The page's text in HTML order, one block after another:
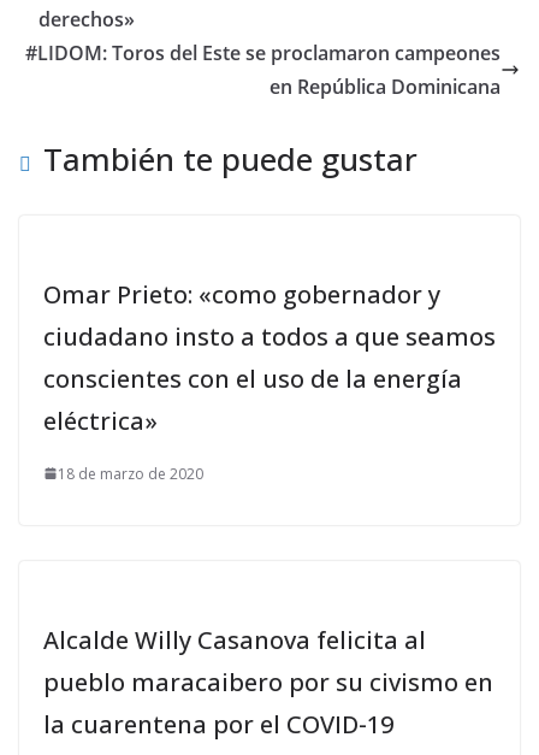
derechos»
#LIDOM: Toros del Este se proclamaron campeones
en República Dominicana
También te puede gustar
Omar Prieto: «como gobernador y
ciudadano insto a todos a que seamos
conscientes con el uso de la energía
eléctrica»
18 de marzo de 2020
Alcalde Willy Casanova felicita al
pueblo maracaibero por su civismo en
la cuarentena por el COVID-19